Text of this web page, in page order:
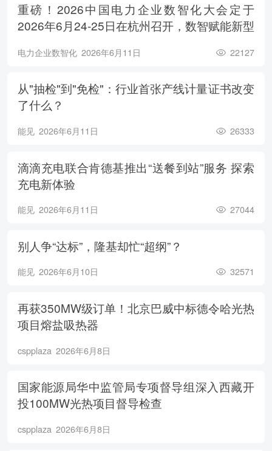
重磅！2026中国电力企业数智化大会定于
2026年6月24-25日在杭州召开，数智赋能新型
电力企业数智化 2026年6月11日 22127
从"抽检"到"免检"：行业首张产线计量证书改变
了什么？
能见 2026年6月11日 26333
滴滴充电联合肯德基推出“送餐到站”服务 探索
充电新体验
能见 2026年6月11日 27044
别人争“达标”，隆基却忙“超纲”？
能见 2026年6月10日 32571
再获350MW级订单！北京巴威中标德令哈光热
项目熔盐吸热器
cspplaza 2026年6月8日
国家能源局华中监管局专项督导组深入西藏开
投100MW光热项目督导检查
cspplaza 2026年6月8日